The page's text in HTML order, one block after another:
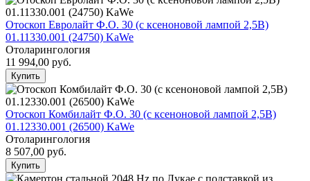
Отоскоп Евролайт Ф.О. 30 (с ксеноновой лампой 2,5В)
01.11330.001 (24750) KaWe
Отоларингология
11 994,00 руб.
Купить
Отоскоп Комбилайт Ф.О. 30 (с ксеноновой лампой 2,5В)
01.12330.001 (26500) KaWe
Отоларингология
8 507,00 руб.
Купить